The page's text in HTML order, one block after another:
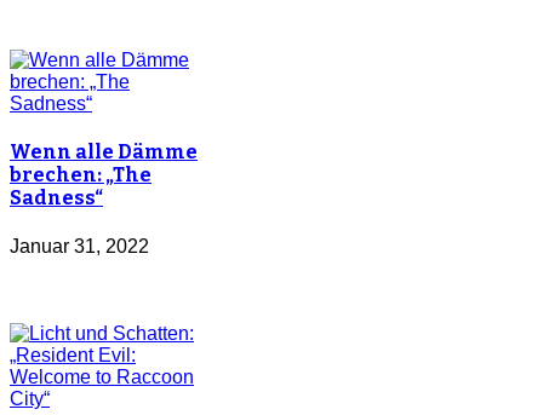
Wenn alle Dämme
brechen: „The
Sadness“
Januar 31, 2022